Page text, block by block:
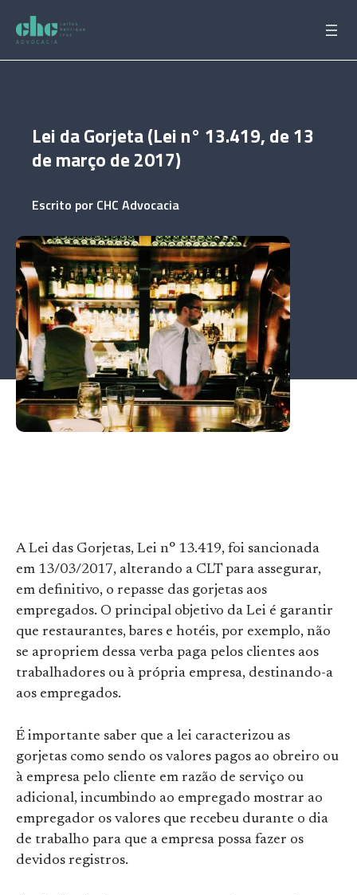
para
conteúdo
Lei da Gorjeta (Lei n° 13.419, de 13
de março de 2017)
Escrito por CHC Advocacia
A Lei das Gorjetas, Lei n° 13.419, foi sancionada
em 13/03/2017, alterando a CLT para assegurar,
em definitivo, o repasse das gorjetas aos
empregados. O principal objetivo da Lei é garantir
que restaurantes, bares e hotéis, por exemplo, não
se apropriem dessa verba paga pelos clientes aos
trabalhadores ou à própria empresa, destinando-a
aos empregados.
É importante saber que a lei caracterizou as
gorjetas como sendo os valores pagos ao obreiro ou
à empresa pelo cliente em razão de serviço ou
adicional, incumbindo ao empregado mostrar ao
empregador os valores que recebeu durante o dia
de trabalho para que a empresa possa fazer os
devidos registros.